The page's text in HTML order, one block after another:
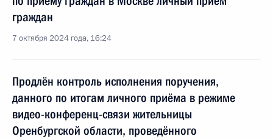
граждан
7 октября 2024 года, 16:24
Продлён контроль исполнения поручения,
данного по итогам личного приёма в режиме
видео-конференц-связи жительницы
Оренбургской области, проведённого